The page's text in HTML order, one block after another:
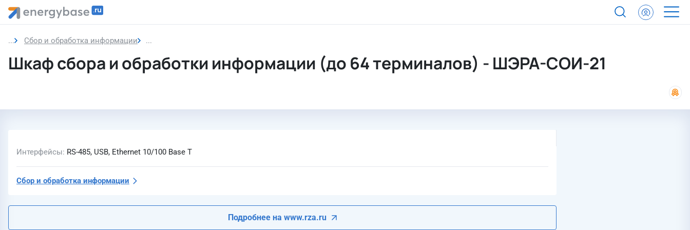
Сбор и обработка информации Шкаф сбора и обработки информации (до 64 терминалов)
Шкаф сбора и обработки информации (до 64 терминалов) - ШЭРА-СОИ-21
Интерфейсы RS-485, USB, Ethernet 10/100 Base T
Сбор и обработка информации
Подробнее на www.rza.ru